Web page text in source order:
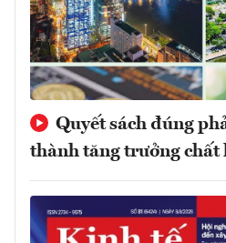
Quyết sách đúng
thành tăng trưởng chất